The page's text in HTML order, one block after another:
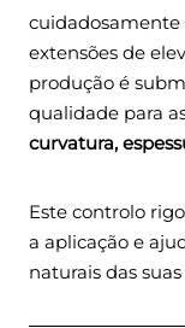
cuidadosamente
extensões de
produção é
qualidade para
curvatura,
Este controlo
a aplicação e
naturais das